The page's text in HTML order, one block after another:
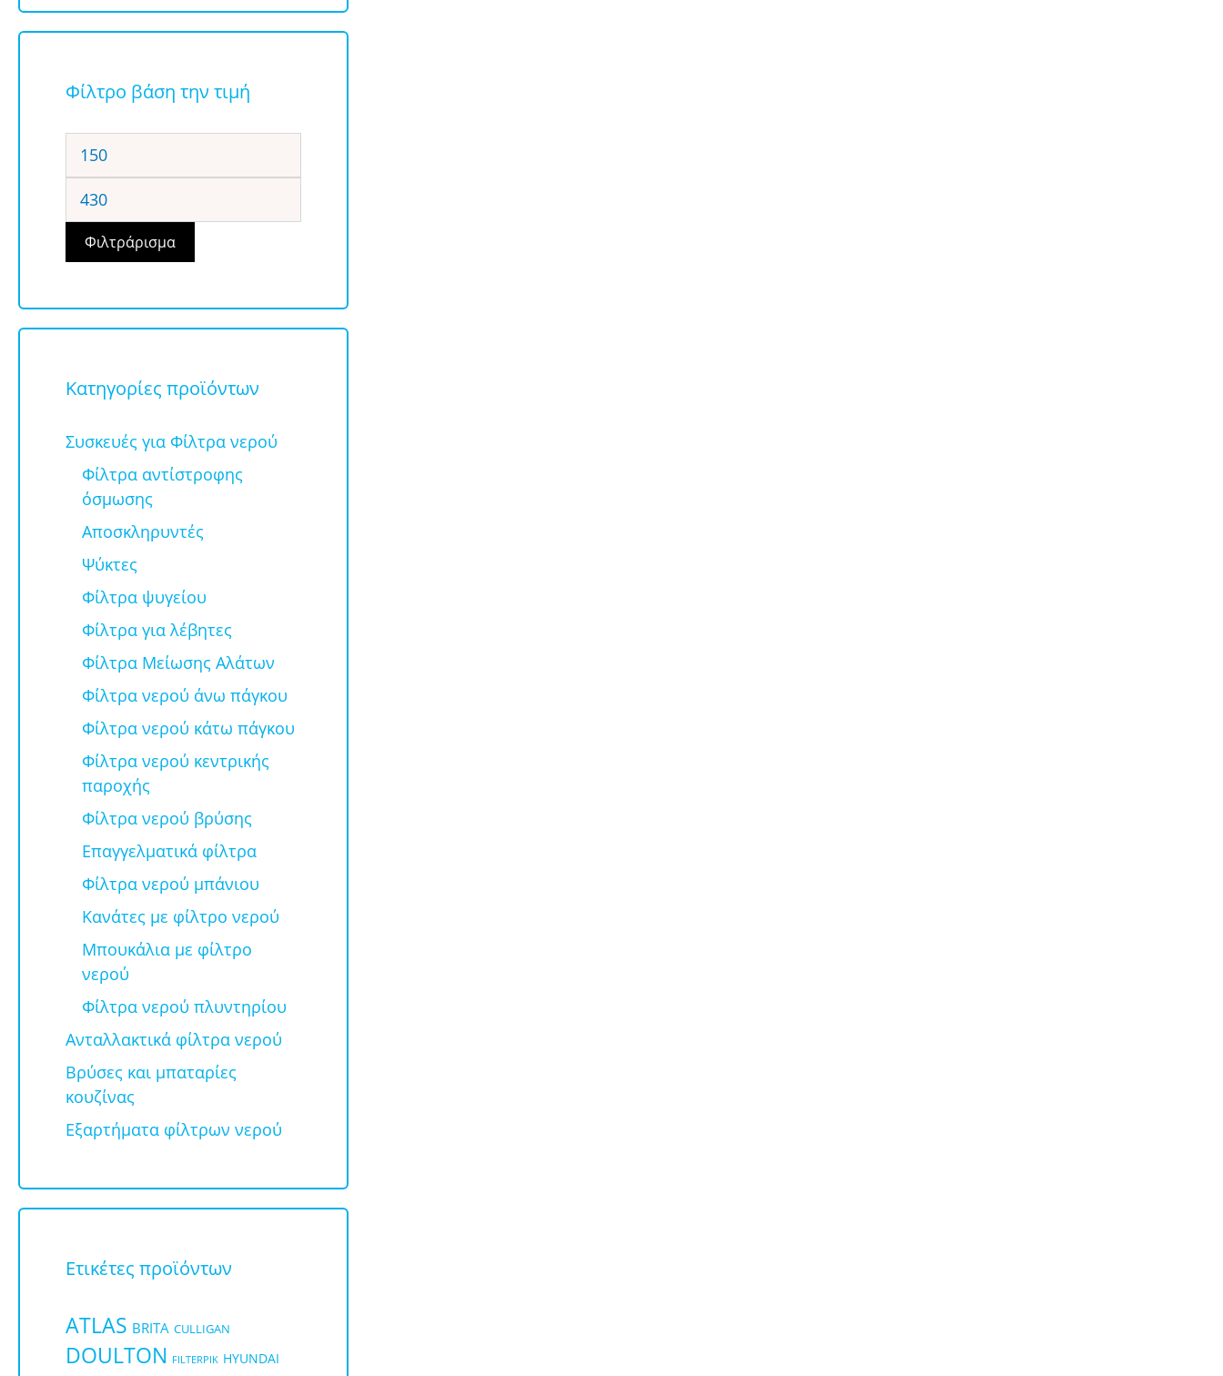
Φίλτρο βάση την τιμή
Ελάχιστη
τιμή
Μέγιστη
τιμή
Φιλτράρισμα
Κατηγορίες προϊόντων
Συσκευές για Φίλτρα νερού
Φίλτρα αντίστροφης
όσμωσης
Αποσκληρυντές
Ψύκτες
Φίλτρα ψυγείου
Φίλτρα για λέβητες
Φίλτρα Μείωσης Αλάτων
Φίλτρα νερού άνω πάγκου
Φίλτρα νερού κάτω πάγκου
Φίλτρα νερού κεντρικής
παροχής
Φίλτρα νερού βρύσης
Επαγγελματικά φίλτρα
Φίλτρα νερού μπάνιου
Κανάτες με φίλτρο νερού
Μπουκάλια με φίλτρο
νερού
Φίλτρα νερού πλυντηρίου
Ανταλλακτικά φίλτρα νερού
Βρύσες και μπαταρίες
κουζίνας
Εξαρτήματα φίλτρων νερού
Ετικέτες προϊόντων
ATLAS BRITA CULLIGAN
DOULTON FILTERPIK HYUNDAI